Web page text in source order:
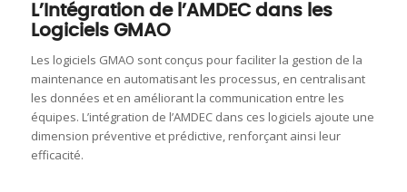
L’Intégration de l’AMDEC dans les
Logiciels GMAO
Les logiciels GMAO sont conçus pour faciliter la gestion de la
maintenance en automatisant les processus, en centralisant
les données et en améliorant la communication entre les
équipes. L’intégration de l’AMDEC dans ces logiciels ajoute une
dimension préventive et prédictive, renforçant ainsi leur
efficacité.